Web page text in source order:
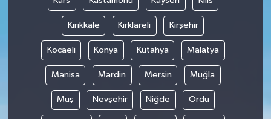
Kırıkkale Kırklareli Kırşehir
Kocaeli Konya Kütahya Malatya
Manisa Mardin Mersin Muğla
Muş Nevşehir Niğde Ordu